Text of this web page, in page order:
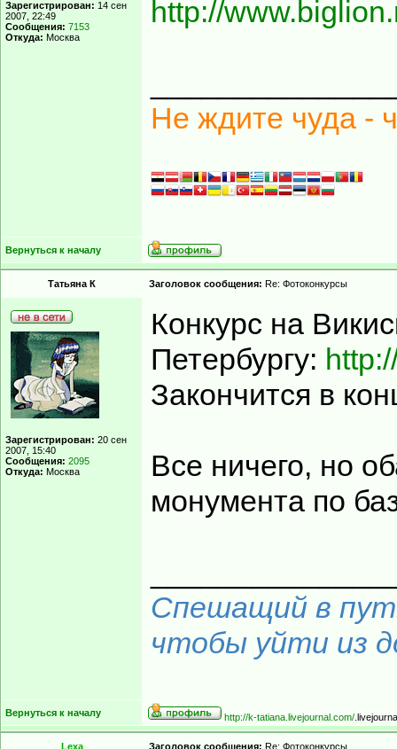
Зарегистрирован: 14 сен
2007, 22:49
Сообщения: 7153
Откуда: Москва
http://
Не ждите чуда -
Вернуться к началу
Татьяна К Заголовок сообщения: Re: Фотоконкурсы
Зарегистрирован: 20 сен
2007, 15:40
Сообщения: 2095
Откуда: Москва
Конкурс на
Петербургу:
Закончится в
Все ничего, но
монумента по
Спешащий в
чтобы уйти из
Вернуться к началу http://k-tatiana.livejournal.com/
Lexa Заголовок сообщения: Re: Фотоконкурсы